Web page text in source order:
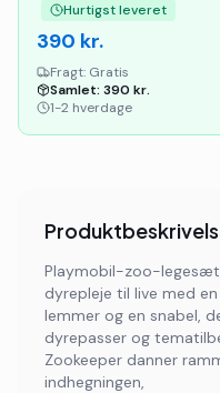
Hurtigst leveret
390 kr.
Fragt: Gratis
Samlet: 390 kr.
1-2 hverdage
Playmobil-zoo-
dyrepleje til live med
lemmer og en snabel,
dyrepasser og
Zookeeper danner
indhegningen,